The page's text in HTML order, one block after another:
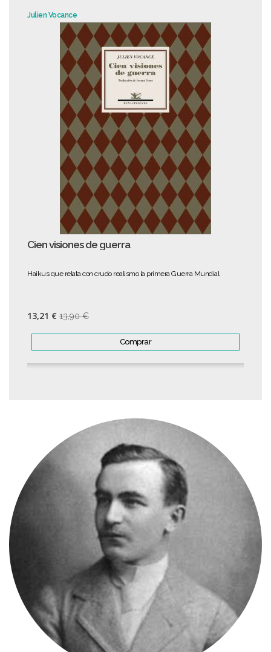
Julien Vocance
Cien visiones de guerra
Haikus que relata con crudo realismo la primera Guerra Mundial
13,21 € 13,90 €
Comprar